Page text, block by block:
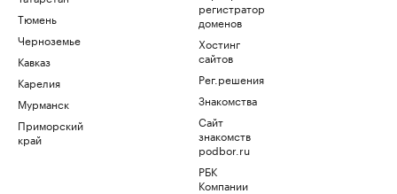
Тюмень
Черноземье
Кавказ
Карелия
Мурманск
Приморский
край
регистратор
доменов
Хостинг
сайтов
Рег.решения
Знакомства
Сайт
знакомств
podbor.ru
РБК
Компании